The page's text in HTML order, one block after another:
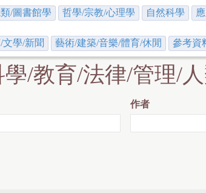
/圖書館學 哲學/宗教/心理學 自然科學
文學/新聞 藝術/建築/音樂/體育/休閒 參考資
/教育/法律/管理/
作者